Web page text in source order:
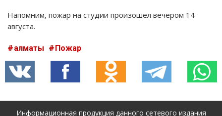
Напомним, пожар на студии произошел вечером 14
августа.
алматы Пожар
Информационная продукция данного сетевого издания